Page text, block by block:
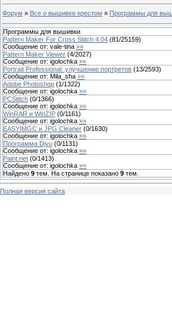
Форум » Все о вышивке крестом » Программы для
Программы для вышивки
Pattern Maker For Cross Stitch 4.04 (81/25159)
Сообщение от: vale-tina »»
Pattern Maker Viewer (4/2027)
Сообщение от: igolochka »»
Portrait Professional: улучшение портретов (13/2593)
Сообщение от: Mila_sha »»
Adobe Photoshop (1/1322)
Сообщение от: igolochka »»
PCStitch (0/1366)
Сообщение от: igolochka »»
WinRAR и WinZIP (0/1161)
Сообщение от: igolochka »»
EASYIMGC и JPG Cleaner (0/1630)
Сообщение от: igolochka »»
Программа Djvu (0/1131)
Сообщение от: igolochka »»
Paint.net (0/1413)
Сообщение от: igolochka »»
Найдено 9 тем. На странице показано 9 тем.
Полная версия сайта